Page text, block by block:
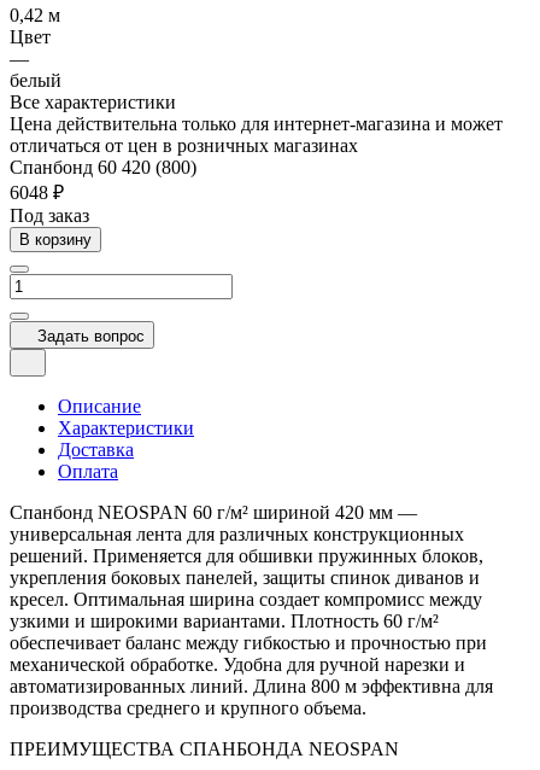
0,42 м
Цвет
—
белый
Все характеристики
Цена действительна только для интернет-магазина и может
отличаться от цен в розничных магазинах
Спанбонд 60 420 (800)
6048 ₽
Под заказ
В корзину
Задать вопрос
Описание
Характеристики
Доставка
Оплата
Спанбонд NEOSPAN 60 г/м² шириной 420 мм —
универсальная лента для различных конструкционных
решений. Применяется для обшивки пружинных блоков,
укрепления боковых панелей, защиты спинок диванов и
кресел. Оптимальная ширина создает компромисс между
узкими и широкими вариантами. Плотность 60 г/м²
обеспечивает баланс между гибкостью и прочностью при
механической обработке. Удобна для ручной нарезки и
автоматизированных линий. Длина 800 м эффективна для
производства среднего и крупного объема.
ПРЕИМУЩЕСТВА СПАНБОНДА NEOSPAN